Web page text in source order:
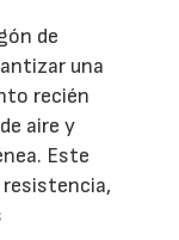
de
una
recién
aire y
Este
resistencia,